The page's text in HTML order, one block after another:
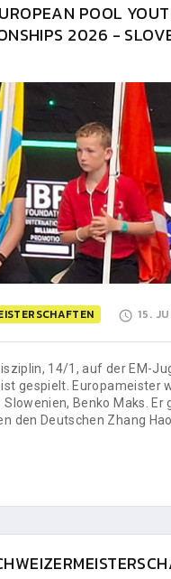
POOL
2026 -
15.
14/1, auf der EM-
gespielt. Europameister
Slowenien, Benko Maks. Er
den Deutschen Zhang